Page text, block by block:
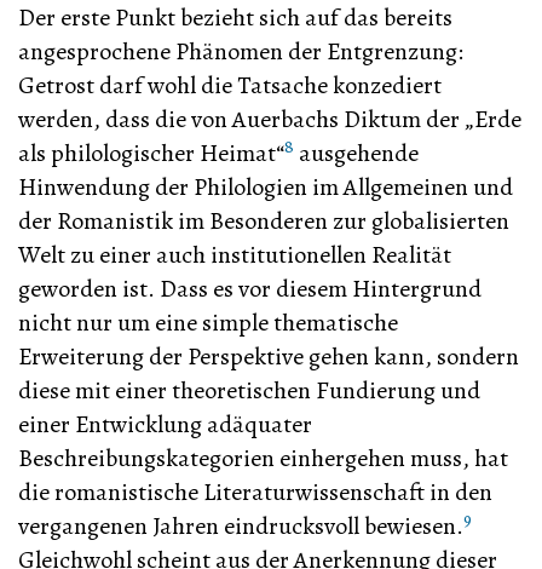
Der erste Punkt bezieht sich auf das bereits
angesprochene Phänomen der Entgrenzung:
Getrost darf wohl die Tatsache konzediert
werden, dass die von Auerbachs Diktum der „Erde
als philologischer Heimat“8 ausgehende
Hinwendung der Philologien im Allgemeinen und
der Romanistik im Besonderen zur globalisierten
Welt zu einer auch institutionellen Realität
geworden ist. Dass es vor diesem Hintergrund
nicht nur um eine simple thematische
Erweiterung der Perspektive gehen kann, sondern
diese mit einer theoretischen Fundierung und
einer Entwicklung adäquater
Beschreibungskategorien einhergehen muss, hat
die romanistische Literaturwissenschaft in den
vergangenen Jahren eindrucksvoll bewiesen.9
Gleichwohl scheint aus der Anerkennung dieser